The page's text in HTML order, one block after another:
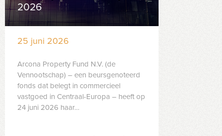
2026
25 juni 2026
Arcona Property Fund N.V. (de
Vennootschap) – een beursgenoteerd
fonds dat belegt in commercieel
vastgoed in Centraal-Europa – heeft op
24 juni 2026 haar…